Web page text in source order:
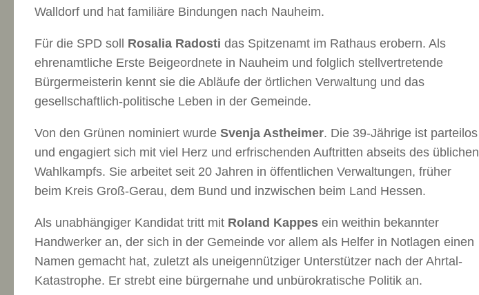
Walldorf und hat familiäre Bindungen nach Nauheim.
Für die SPD soll Rosalia Radosti das Spitzenamt im Rathaus erobern. Als
ehrenamtliche Erste Beigeordnete in Nauheim und folglich stellvertretende
Bürgermeisterin kennt sie die Abläufe der örtlichen Verwaltung und das
gesellschaftlich-politische Leben in der Gemeinde.
Von den Grünen nominiert wurde Svenja Astheimer. Die 39-Jährige ist parteilos
und engagiert sich mit viel Herz und erfrischenden Auftritten abseits des üblichen
Wahlkampfs. Sie arbeitet seit 20 Jahren in öffentlichen Verwaltungen, früher
beim Kreis Groß-Gerau, dem Bund und inzwischen beim Land Hessen.
Als unabhängiger Kandidat tritt mit Roland Kappes ein weithin bekannter
Handwerker an, der sich in der Gemeinde vor allem als Helfer in Notlagen einen
Namen gemacht hat, zuletzt als uneigennütziger Unterstützer nach der Ahrtal-
Katastrophe. Er strebt eine bürgernahe und unbürokratische Politik an.